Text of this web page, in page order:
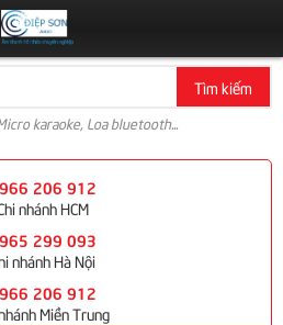
Tìm kiếm
karaoke, Loa bluetooth...
206 912
nhánh HCM
299 093
nhánh Hà Nội
206 912
Miền Trung